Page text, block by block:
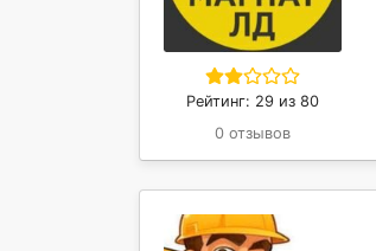
Рейтинг: 29 из 80
0 отзывов